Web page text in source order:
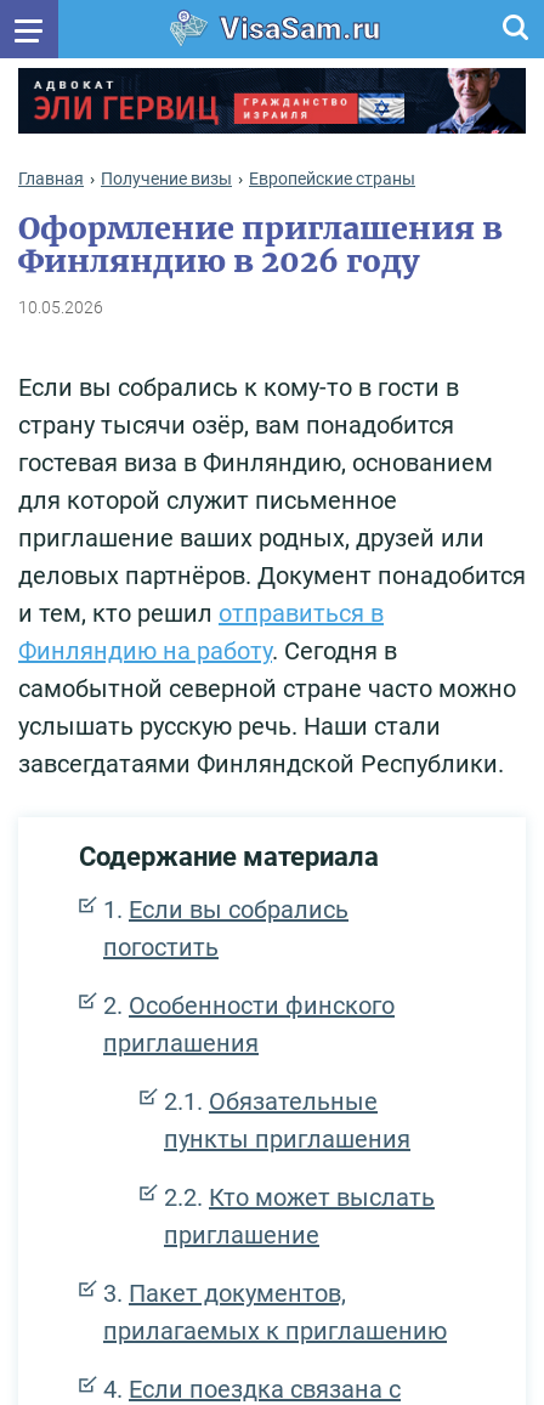
VisaSam.ru
Главная Получение визы Европейские страны
Оформление приглашения в
Финляндию в 2026 году
10.05.2026
Если вы собрались к кому-то в гости в
страну тысячи озёр, вам понадобится
гостевая виза в Финляндию, основанием
для которой служит письменное
приглашение ваших родных, друзей или
деловых партнёров. Документ понадобится
и тем, кто решил отправиться в
Финляндию на работу. Сегодня в
самобытной северной стране часто можно
услышать русскую речь. Наши стали
завсегдатаями Финляндской Республики.
Содержание материала
Если вы собрались
погостить
Особенности финского
приглашения
Обязательные
пункты приглашения
Кто может выслать
приглашение
Пакет документов,
прилагаемых к приглашению
Если поездка связана с